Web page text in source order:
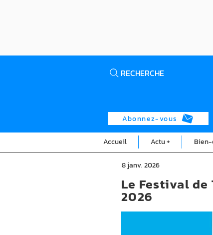
RECHERCHE
Abonnez-vous
Accueil Actu +
8 janv. 2026
Le Festival
2026